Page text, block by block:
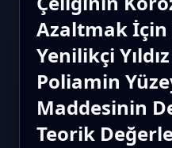
Azaltmak İçin
Yenilikçi
Poliamin
Maddesinin
Teorik